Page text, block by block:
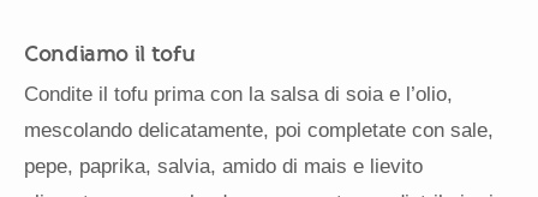
Condiamo il tofu
Condite il tofu prima con la salsa di soia e l’olio,
mescolando delicatamente, poi completate con sale,
pepe, paprika, salvia, amido di mais e lievito